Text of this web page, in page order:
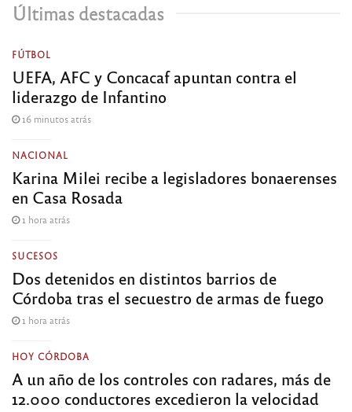
Últimas destacadas
FÚTBOL
UEFA, AFC y Concacaf apuntan contra el
liderazgo de Infantino
16 minutos atrás
NACIONAL
Karina Milei recibe a legisladores bonaerenses
en Casa Rosada
1 hora atrás
SUCESOS
Dos detenidos en distintos barrios de
Córdoba tras el secuestro de armas de fuego
1 hora atrás
HOY CÓRDOBA
A un año de los controles con radares, más de
12.000 conductores excedieron la velocidad